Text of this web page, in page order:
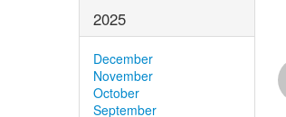
2025
December
November
October
September